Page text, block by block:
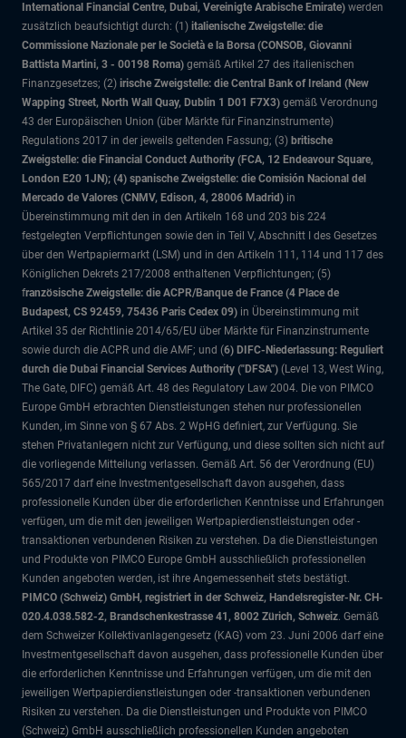
International Financial Centre, Dubai, Vereinigte Arabische Emirate) werden
zusätzlich beaufsichtigt durch: (1) italienische Zweigstelle: die
Commissione Nazionale per le Società e la Borsa (CONSOB, Giovanni
Battista Martini, 3 - 00198 Roma) gemäß Artikel 27 des italienischen
Finanzgesetzes; (2) irische Zweigstelle: die Central Bank of Ireland (New
Wapping Street, North Wall Quay, Dublin 1 D01 F7X3) gemäß Verordnung
43 der Europäischen Union (über Märkte für Finanzinstrumente)
Regulations 2017 in der jeweils geltenden Fassung; (3) britische
Zweigstelle: die Financial Conduct Authority (FCA, 12 Endeavour Square,
London E20 1JN); (4) spanische Zweigstelle: die Comisión Nacional del
Mercado de Valores (CNMV, Edison, 4, 28006 Madrid) in
Übereinstimmung mit den in den Artikeln 168 und 203 bis 224
festgelegten Verpflichtungen sowie den in Teil V, Abschnitt I des Gesetzes
über den Wertpapiermarkt (LSM) und in den Artikeln 111, 114 und 117 des
Königlichen Dekrets 217/2008 enthaltenen Verpflichtungen; (5)
französische Zweigstelle: die ACPR/Banque de France (4 Place de
Budapest, CS 92459, 75436 Paris Cedex 09) in Übereinstimmung mit
Artikel 35 der Richtlinie 2014/65/EU über Märkte für Finanzinstrumente
sowie durch die ACPR und die AMF; und (6) DIFC-Niederlassung: Reguliert
durch die Dubai Financial Services Authority ("DFSA") (Level 13, West Wing,
The Gate, DIFC) gemäß Art. 48 des Regulatory Law 2004. Die von PIMCO
Europe GmbH erbrachten Dienstleistungen stehen nur professionellen
Kunden, im Sinne von § 67 Abs. 2 WpHG definiert, zur Verfügung. Sie
stehen Privatanlegern nicht zur Verfügung, und diese sollten sich nicht auf
die vorliegende Mitteilung verlassen. Gemäß Art. 56 der Verordnung (EU)
565/2017 darf eine Investmentgesellschaft davon ausgehen, dass
professionelle Kunden über die erforderlichen Kenntnisse und Erfahrungen
verfügen, um die mit den jeweiligen Wertpapierdienstleistungen oder -
transaktionen verbundenen Risiken zu verstehen. Da die Dienstleistungen
und Produkte von PIMCO Europe GmbH ausschließlich professionellen
Kunden angeboten werden, ist ihre Angemessenheit stets bestätigt.
PIMCO (Schweiz) GmbH, registriert in der Schweiz, Handelsregister-Nr. CH-
020.4.038.582-2, Brandschenkestrasse 41, 8002 Zürich, Schweiz. Gemäß
dem Schweizer Kollektivanlagengesetz (KAG) vom 23. Juni 2006 darf eine
Investmentgesellschaft davon ausgehen, dass professionelle Kunden über
die erforderlichen Kenntnisse und Erfahrungen verfügen, um die mit den
jeweiligen Wertpapierdienstleistungen oder -transaktionen verbundenen
Risiken zu verstehen. Da die Dienstleistungen und Produkte von PIMCO
(Schweiz) GmbH ausschließlich professionellen Kunden angeboten